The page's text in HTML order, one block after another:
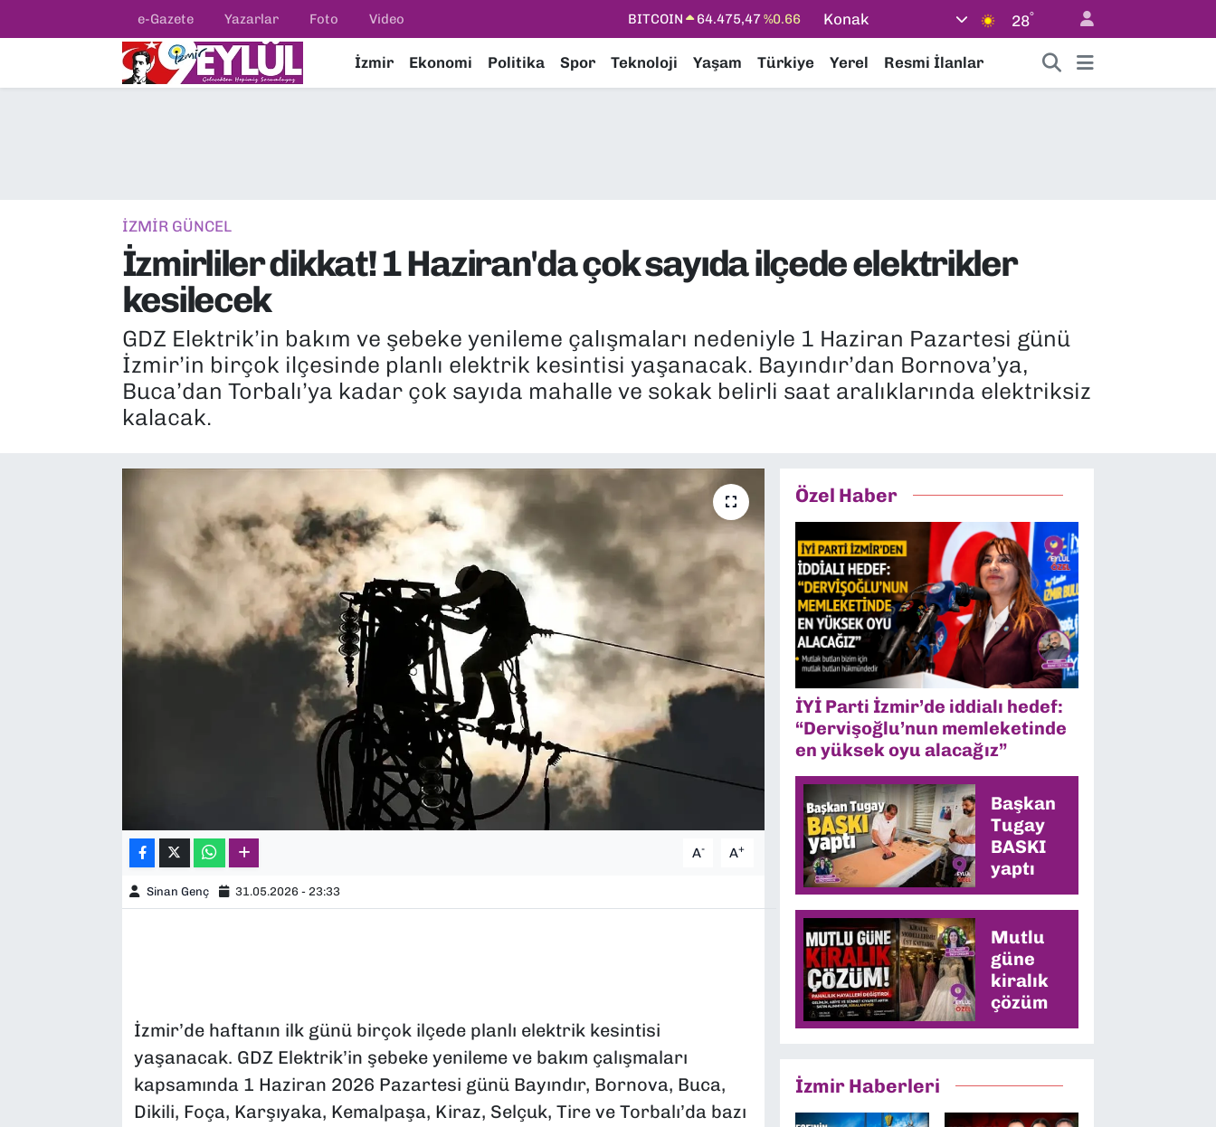
e-Gazete Yazarlar Foto Video
DOLAR
47,5986 %0.06
EURO
55,0700%0.1
STERLİN
64,2438%0.21
Konak 28°
İzmir Ekonomi Politika Spor Teknoloji Yaşam Türkiye Yerel Resmi İlanlar
İZMİR GÜNCEL
İzmirliler dikkat! 1 Haziran'da çok sayıda ilçede elektrikler
kesilecek
GDZ Elektrik’in bakım ve şebeke yenileme çalışmaları nedeniyle 1 Haziran Pazartesi günü
İzmir’in birçok ilçesinde planlı elektrik kesintisi yaşanacak. Bayındır’dan Bornova’ya,
Buca’dan Torbalı’ya kadar çok sayıda mahalle ve sokak belirli saat aralıklarında elektriksiz
kalacak.
A- A+
Sinan Genç 31.05.2026 - 23:33
İzmir’de haftanın ilk günü birçok ilçede planlı elektrik kesintisi
yaşanacak. GDZ Elektrik’in şebeke yenileme ve bakım çalışmaları
kapsamında 1 Haziran 2026 Pazartesi günü Bayındır, Bornova, Buca,
Dikili, Foça, Karşıyaka, Kemalpaşa, Kiraz, Selçuk, Tire ve Torbalı’da bazı
Özel Haber
İYİ Parti İzmir’de iddialı hedef:
“Dervişoğlu’nun memleketinde
en yüksek oyu alacağız”
Başkan
Tugay
BASKI
yaptı
Mutlu
güne
kiralık
çözüm
İzmir Haberleri
Resmi İlanlar
EKONOMİ
KÜLTÜR SANAT
MAGAZİN
YEREL YÖNETİMLER
Konak Nöbetçi Eczaneler
Tüm Manşetler
Son Dakika Haberleri
Haber Arşivi